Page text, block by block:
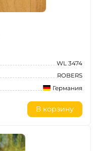
WL 3474
ROBERS
Германия
В корзину